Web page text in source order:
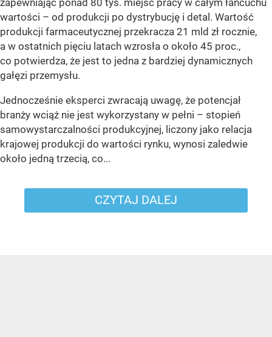
zapewniając ponad 80 tys. miejsc pracy w całym łańcuchu
wartości – od produkcji po dystrybucję i detal. Wartość
produkcji farmaceutycznej przekracza 21 mld zł rocznie,
a w ostatnich pięciu latach wzrosła o około 45 proc.,
co potwierdza, że jest to jedna z bardziej dynamicznych
gałęzi przemysłu.
Jednocześnie eksperci zwracają uwagę, że potencjał
branży wciąż nie jest wykorzystany w pełni – stopień
samowystarczalności produkcyjnej, liczony jako relacja
krajowej produkcji do wartości rynku, wynosi zaledwie
około jedną trzecią, co...
CZYTAJ DALEJ